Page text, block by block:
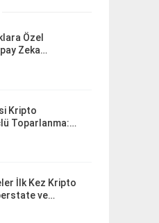
Özel
Zeka…
Kripto
Toparlanma:…
İlk Kez Kripto
ve…